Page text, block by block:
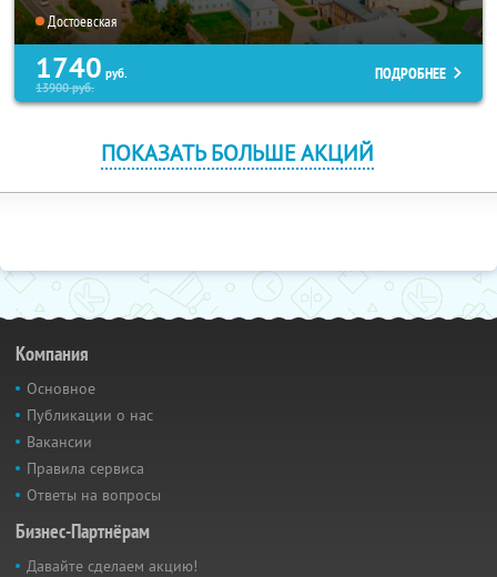
Достоевская
1740 руб.
13900руб.
ПОДРОБНЕЕ
ПОКАЗАТЬ БОЛЬШЕ АКЦИЙ
Компания
Основное
Публикации о нас
Вакансии
Правила сервиса
Ответы на вопросы
Бизнес-Партнёрам
Давайте сделаем акцию!